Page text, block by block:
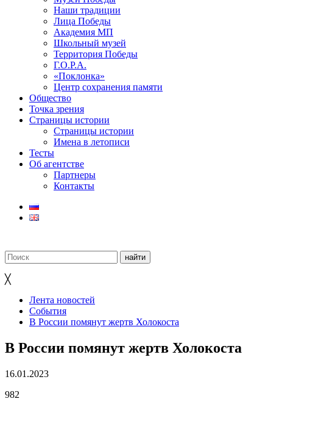
Наши традиции
Лица Победы
Академия МП
Школьный музей
Территория Победы
Г.О.Р.А.
«Поклонка»
Центр сохранения памяти
Общество
Точка зрения
Страницы истории
Страницы истории
Имена в летописи
Тесты
Об агентстве
Партнеры
Контакты
╳
Лента новостей
События
В России помянут жертв Холокоста
В России помянут жертв Холокоста
16.01.2023
982